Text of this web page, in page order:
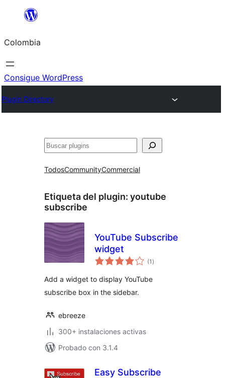
Saltar
contenido
Colombia
Consigue WordPress
Plugin Directory
Buscar
TodosCommunityCommercial
Etiqueta del plugin: youtube
subscribe
YouTube Subscribe
widget
(1 total
de
)
Add a widget to display YouTube
subscribe box in the sidebar.
ebreeze
300+ instalaciones activas
Probado con 3.1.4
Easy Subscribe